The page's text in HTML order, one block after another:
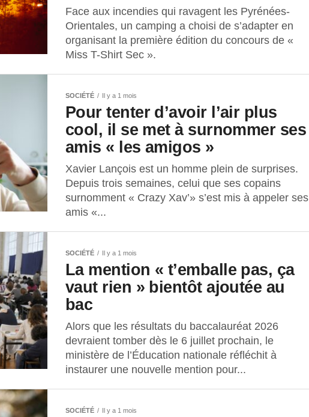
Face aux incendies qui ravagent les Pyrénées-
Orientales, un camping a choisi de s’adapter en
organisant la première édition du concours de «
Miss T-Shirt Sec ».
SOCIÉTÉ Il y a 1 mois
Pour tenter d’avoir l’air plus
cool, il se met à surnommer ses
amis « les amigos »
Xavier Lançois est un homme plein de surprises.
Depuis trois semaines, celui que ses copains
surnomment « Crazy Xav’» s’est mis à appeler ses
amis «...
SOCIÉTÉ Il y a 1 mois
La mention « t’emballe pas, ça
vaut rien » bientôt ajoutée au
bac
Alors que les résultats du baccalauréat 2026
devraient tomber dès le 6 juillet prochain, le
ministère de l’Éducation nationale réfléchit à
instaurer une nouvelle mention pour...
SOCIÉTÉ Il y a 1 mois